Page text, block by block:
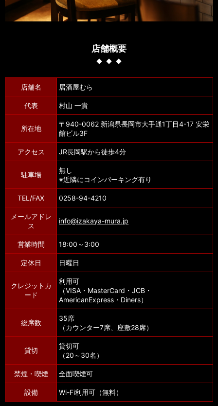
店舗概要
店舗名 居酒屋むら
代表 村山 一貴
所在地
〒940-0062 新潟県長岡市大手通1丁目4-17 安栄
館ビル3F
アクセス JR長岡駅から徒歩4分
駐車場
無し
※近隣にコインパーキング有り
TEL/FAX 0258-94-4210
メールアドレ
ス
info@izakaya-mura.jp
営業時間 18:00～3:00
定休日 日曜日
クレジットカ
ード
利用可
（VISA・MasterCard・JCB・
AmericanExpress・Diners）
総席数
35席
（カウンター7席、座敷28席）
貸切
貸切可
（20～30名）
禁煙・喫煙 全面喫煙可
設備 Wi-Fi利用可（無料）